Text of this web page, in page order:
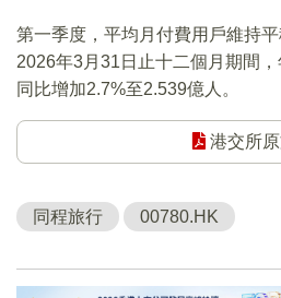
第一季度，平均月付費用戶維持
2026年3月31日止十二個月期間
同比增加2.7%至2.539億人。
港交所
同程旅行 00780.HK